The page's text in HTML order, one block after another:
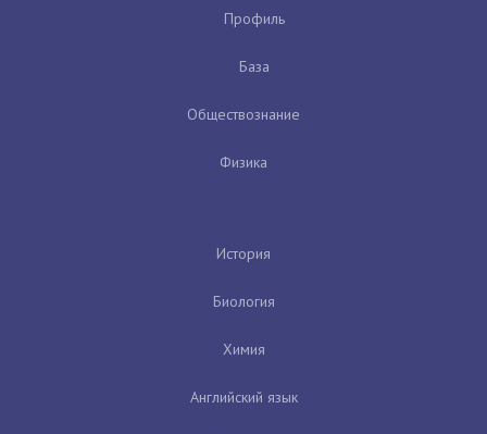
Профиль
База
Обществознание
Физика
История
Биология
Химия
Английский язык